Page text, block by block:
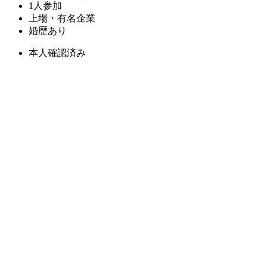
1人参加
上場・有名企業
婚歴あり
本人確認済み